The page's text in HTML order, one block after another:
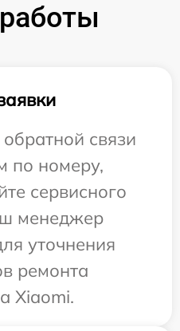
связи
по номеру,
сервисного
менеджер
уточнения
ремонта
Xiaomi.